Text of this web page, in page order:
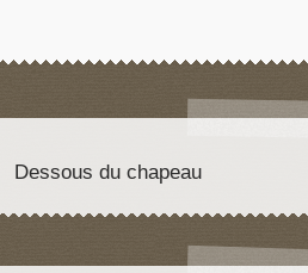
Dessous du chapeau